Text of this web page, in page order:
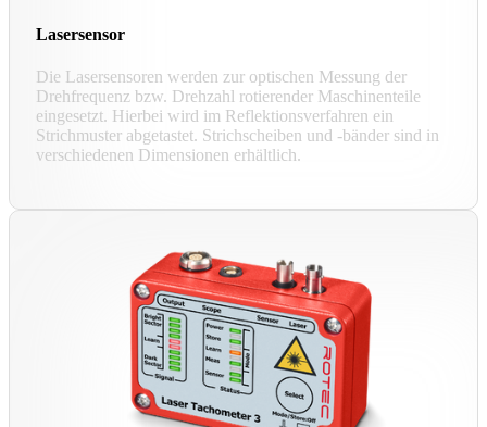
Lasersensor
Die Lasersensoren werden zur optischen Messung der
Drehfrequenz bzw. Drehzahl rotierender Maschinenteile
eingesetzt. Hierbei wird im Reflektionsverfahren ein
Strichmuster abgetastet. Strichscheiben und -bänder sind in
verschiedenen Dimensionen erhältlich.